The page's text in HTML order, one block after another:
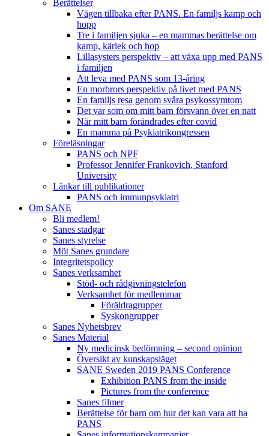
Berättelser
Vägen tillbaka efter PANS. En familjs kamp och
hopp
Tre i familjen sjuka – en mammas berättelse om
kamp, kärlek och hop
Lillasysters perspektiv – att växa upp med PANS
i familjen
Att leva med PANS som 13-åring
En morbrors perspektiv på livet med PANS
En familjs resa genom svåra psykossymtom
Det var som om mitt barn försvann över en natt
När mitt barn förändrades efter covid
En mamma på Psykiatrikongressen
Föreläsningar
PANS och NPF
Professor Jennifer Frankovich, Stanford
University
Länkar till publikationer
PANS och immunpsykiatri
Om SANE
Bli medlem!
Sanes stadgar
Sanes styrelse
Möt Sanes grundare
Integritetspolicy
Sanes verksamhet
Stöd- och rådgivningstelefon
Verksamhet för medlemmar
Föräldragrupper
Syskongrupper
Sanes Nyhetsbrev
Sanes Material
Ny medicinsk bedömning – second opinion
Översikt av kunskapsläget
SANE Sweden 2019 PANS Conference
Exhibition PANS from the inside
Pictures from the conference
Sanes filmer
Berättelse för barn om hur det kan vara att ha
PANS